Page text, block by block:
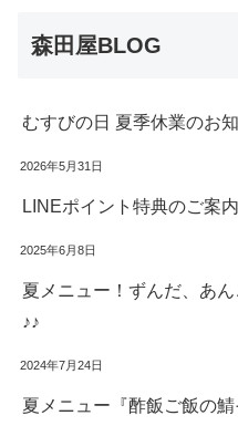
森田屋BLOG
むすびの日 夏季休業のお
2026年5月31日
LINEポイント特典のご案内
2025年6月8日
夏メニュー！ずんだ、あ
♪♪
2024年7月24日
夏メニュー『酢飯ご飯の